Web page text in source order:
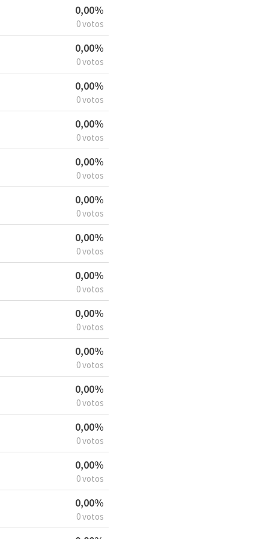
0,00%
0 votos
0,00%
0 votos
0,00%
0 votos
0,00%
0 votos
0,00%
0 votos
0,00%
0 votos
0,00%
0 votos
0,00%
0 votos
0,00%
0 votos
0,00%
0 votos
0,00%
0 votos
0,00%
0 votos
0,00%
0 votos
0,00%
0 votos